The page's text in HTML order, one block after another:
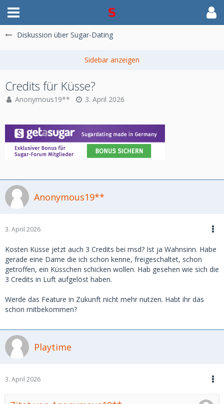
Diskussion über Sugar-Dating
Credits für Küsse?
Anonymous19** 3. April 2026
Anonymous19**
3. April 2026
Kosten Küsse jetzt auch 3 Credits bei msd? Ist ja Wahnsinn. Habe
gerade eine Dame die ich schon kenne, freigeschaltet, schon
getroffen, ein Küsschen schicken wollen. Hab gesehen wie sich die
3 Credits in Luft aufgelöst haben.
Werde das Feature in Zukunft nicht mehr nutzen. Habt ihr das
schon mitbekommen?
Playtime
3. April 2026